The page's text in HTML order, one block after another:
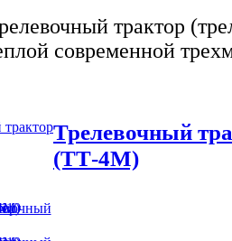
трактор
современной
Трелевочный
(ТТ-4М)